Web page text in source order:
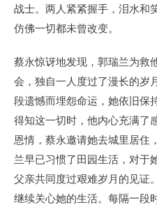
战士。两人紧紧握手，泪水和
仿佛一切都未曾改变。
蔡永惊讶地发现，郭瑞兰为救
会，独自一人度过了漫长的岁
段遗憾而埋怨命运，她依旧保
得知这一切时，他内心充满了
恩情，蔡永邀请她去城里居住
兰早已习惯了田园生活，对于
父亲共同度过艰难岁月的见证
继续关心她的生活。每隔一段